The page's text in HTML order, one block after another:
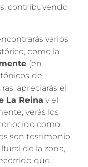
contribuyendo
varios
como la
(en
de
apreciarás el
La Reina y el
verás los
como
son testimonio
de la zona,
que